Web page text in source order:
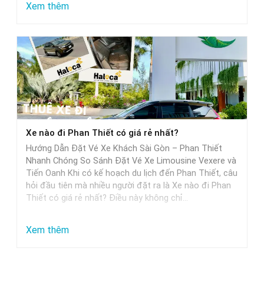
Xem thêm:
Sài
Gòn
đi
Phan
Thiết
mất
bao
nhiêu
tiếng
khi
di
Xe nào đi Phan Thiết có giá rẻ nhất?
Hướng Dẫn Đặt Vé Xe Khách Sài Gòn – Phan Thiết
Nhanh Chóng So Sánh Đặt Vé Xe Limousine Vexere và
Tiến Oanh Khi có kế hoạch du lịch đến Phan Thiết, câu
hỏi đầu tiên mà nhiều người đặt ra là Xe nào đi Phan
Thiết có giá rẻ nhất? Điều này không chỉ…
Xem thêm: